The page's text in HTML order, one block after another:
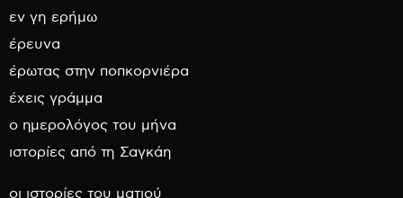
εν γη ερήμω
έρευνα
έρωτας στην ποπκορνιέρα
έχεις γράμμα
ο ημερολόγος του μήνα
ιστορίες από τη Σαγκάη
οι ιστορίες του ματιού